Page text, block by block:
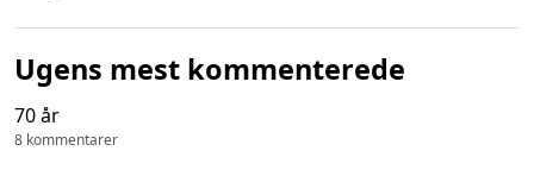
Ugens mest kommenterede
70 år
8 kommentarer